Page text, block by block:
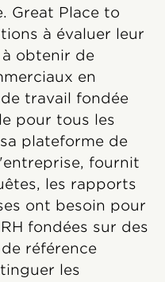
Great Place to
à évaluer leur
obtenir de
en
travail fondée
pour tous les
plateforme de
fournit
les rapports
ont besoin pour
fondées sur des
référence
les